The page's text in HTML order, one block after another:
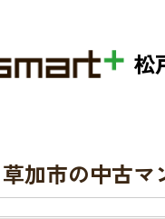
松
草加市の中古マ